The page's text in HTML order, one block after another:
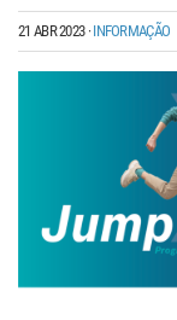
21 ABR 2023·INFORMAÇÃO